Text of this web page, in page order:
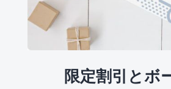
限定割引とボ